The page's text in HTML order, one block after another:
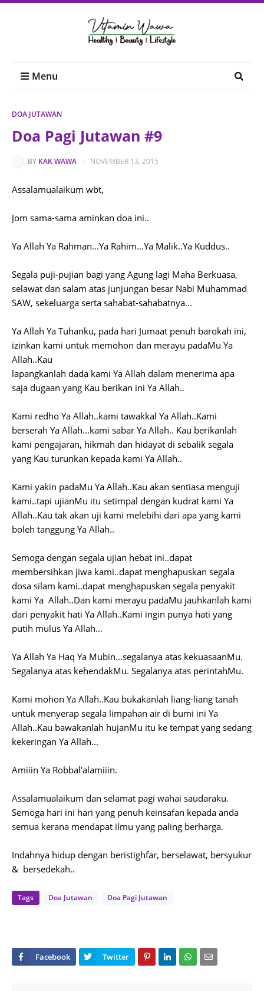
Menu
DOA JUTAWAN
Doa Pagi Jutawan #9
BY KAK WAWA - NOVEMBER 13, 2015
Assalamualaikum wbt,
Jom sama-sama aminkan doa ini..
Ya Allah Ya Rahman...Ya Rahim...Ya Malik..Ya Kuddus..
Segala puji-pujian bagi yang Agung lagi Maha Berkuasa,
selawat dan salam atas junjungan besar Nabi Muhammad
SAW, sekeluarga serta sahabat-sahabatnya...
Ya Allah Ya Tuhanku, pada hari Jumaat penuh barokah ini,
izinkan kami untuk memohon dan merayu padaMu Ya
Allah..Kau
lapangkanlah dada kami Ya Allah dalam menerima apa
saja dugaan yang Kau berikan ini Ya Allah..
Kami redho Ya Allah..kami tawakkal Ya Allah..Kami
berserah Ya Allah...kami sabar Ya Allah.. Kau berikanlah
kami pengajaran, hikmah dan hidayat di sebalik segala
yang Kau turunkan kepada kami Ya Allah..
Kami yakin padaMu Ya Allah..Kau akan sentiasa menguji
kami..tapi ujianMu itu setimpal dengan kudrat kami Ya
Allah..Kau tak akan uji kami melebihi dari apa yang kami
boleh tanggung Ya Allah..
Semoga dengan segala ujian hebat ini..dapat
membersihkan jiwa kami..dapat menghapuskan segala
dosa silam kami..dapat menghapuskan segala penyakit
kami Ya Allah..Dan kami merayu padaMu jauhkanlah kami
dari penyakit hati Ya Allah..Kami ingin punya hati yang
putih mulus Ya Allah...
Ya Allah Ya Haq Ya Mubin...segalanya atas kekuasaanMu.
Segalanya atas kehendakMu. Segalanya atas perintahMu.
Kami mohon Ya Allah..Kau bukakanlah liang-liang tanah
untuk menyerap segala limpahan air di bumi ini Ya
Allah..Kau bawakanlah hujanMu itu ke tempat yang sedang
kekeringan Ya Allah...
Amiiin Ya Robbal'alamiiin.
Assalamualaikum dan selamat pagi wahai saudaraku.
Semoga hari ini hari yang penuh keinsafan kepada anda
semua kerana mendapat ilmu yang paling berharga.
Indahnya hidup dengan beristighfar, berselawat, bersyukur
& bersedekah..
Tags Doa Jutawan Doa Pagi Jutawan